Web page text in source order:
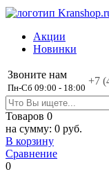
Акции
Новинки
Звоните нам
Пн-Сб 09:00 - 18:00
+7
Товаров 0
на сумму: 0 руб.
В корзину
Сравнение
0